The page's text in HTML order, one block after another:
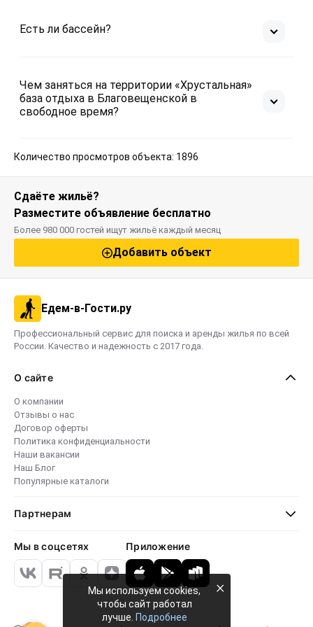
Есть ли бассейн?
Чем заняться на территории «Хрустальная»
база отдыха в Благовещенской в
свободное время?
Количество просмотров объекта: 1896
Сдаёте жильё?
Разместите объявление бесплатно
Более 980 000 гостей ищут жильё каждый месяц
Добавить объект
Едем-в-Гости.ру
Профессиональный сервис для поиска и аренды жилья по всей
России. Качество и надежность с 2017 года.
О сайте
О компании
Отзывы о нас
Договор оферты
Политика конфиденциальности
Наши вакансии
Наш Блог
Популярные каталоги
Партнерам
Мы в соцсетях Приложение
Мы используем cookies,
чтобы сайт работал
лучше. Подробнее
×